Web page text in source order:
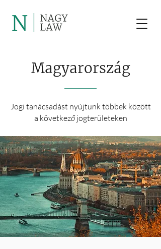
Magyarország
Jogi tanácsadást nyújtunk többek között
a következőjogterületeken